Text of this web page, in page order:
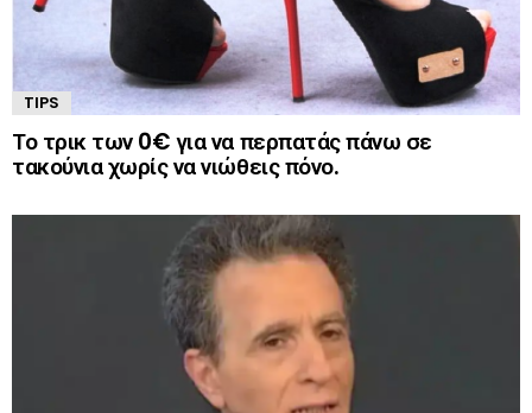
TIPS
Το τρικ των 0€ για να περπατάς πάνω σε
τακούνια χωρίς να νιώθεις πόνο.